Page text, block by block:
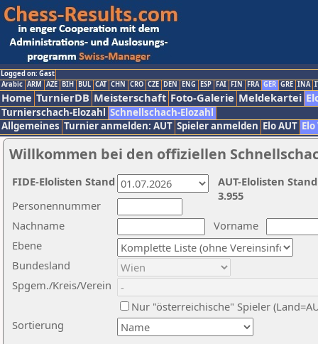
Logged on: Gast
Arabic ARM AZE BIH BUL CAT CHN CRO CZE DEN ENG ESP FAI FIN FRA GER GRE INA
Home TurnierDB Meisterschaft Foto-Galerie Meldekartei
Turnierschach-Elozahl Schnellschach-Elozahl
Allgemeines Turnier anmelden: AUT Spieler anmelden Elo AUT
Willkommen bei den offiziellen
Nachname
Vorname
Ebene
Sortierung
Personennummer
Bundesland
Spgem./Kreis/Verein
Nur "österreichische" Spieler
AUT-Elolisten
3.955
FIDE-Elolisten Stand